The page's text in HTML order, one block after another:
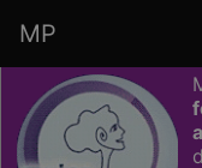
Saltar grupo de
MP